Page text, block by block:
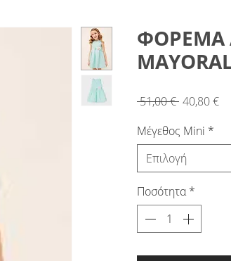
ΦΟΡΕΜΑ
51,00 € Κανονική
40,80 €
Μέγεθος Mini *
Επιλογή
Ποσότητα *